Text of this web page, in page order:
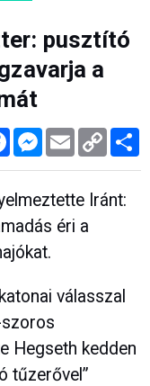
pusztító
a
FacebookMessenger
Email Copy
Link
Iránt:
éri a
válasszal
Hegseth kedden
tűzerővel”